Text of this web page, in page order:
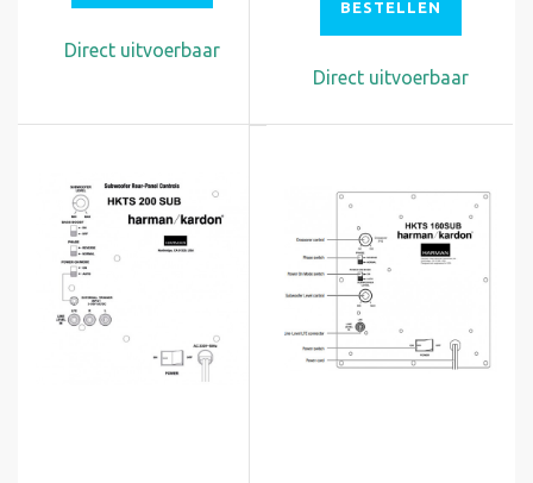
Direct uitvoerbaar
BESTELLEN
Direct uitvoerbaar